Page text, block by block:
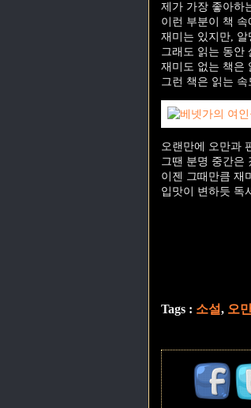
제가 가장 좋아하
이런 부분이 책
재미는 있지만,
그래도 읽는 동안
재미도 없는 책은
그런 책은 읽는
오랜만에 오만과
그땐 분명 중간은
이젠 그때만큼 재
입맛이 변하듯 독
Tags : 소설, 오